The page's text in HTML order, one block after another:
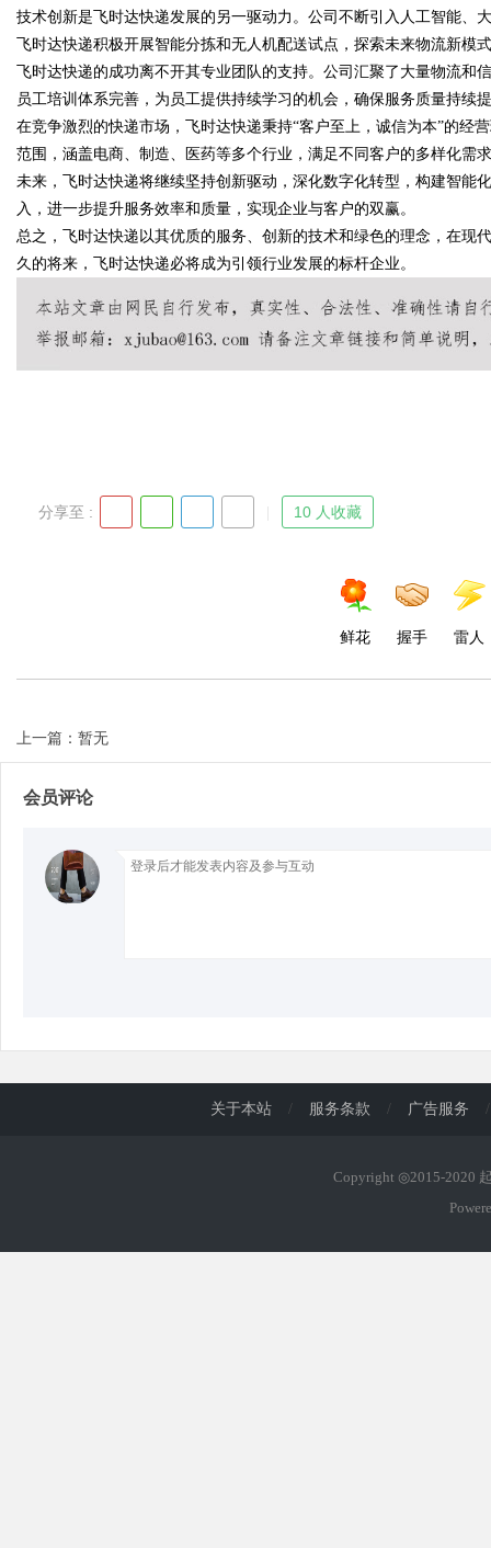
!
d
技术创新是飞时达快递发展的另一驱动力。公司不断引入人工智能、
飞时达快递积极开展智能分拣和无人机配送试点，探索未来物流新模
飞时达快递的成功离不开其专业团队的支持。公司汇聚了大量物流
员工培训体系完善，为员工提供持续学习的机会，确保服务质量持续
在竞争激烈的快递市场，飞时达快递秉持“客户至上，诚信为本”的经
范围，涵盖电商、制造、医药等多个行业，满足不同客户的多样化需
未来，飞时达快递将继续坚持创新驱动，深化数字化转型，构建智能
入，进一步提升服务效率和质量，实现企业与客户的双赢。
总之，飞时达快递以其优质的服务、创新的技术和绿色的理念，在现
久的将来，飞时达快递必将成为引领行业发展的标杆企业。
分享至 : 10 人收藏
鲜花 握手 雷人
上一篇：暂无
会员评论
关于本站 / 服务条款 / 广告服务 /
Copyright ◎2015-2020